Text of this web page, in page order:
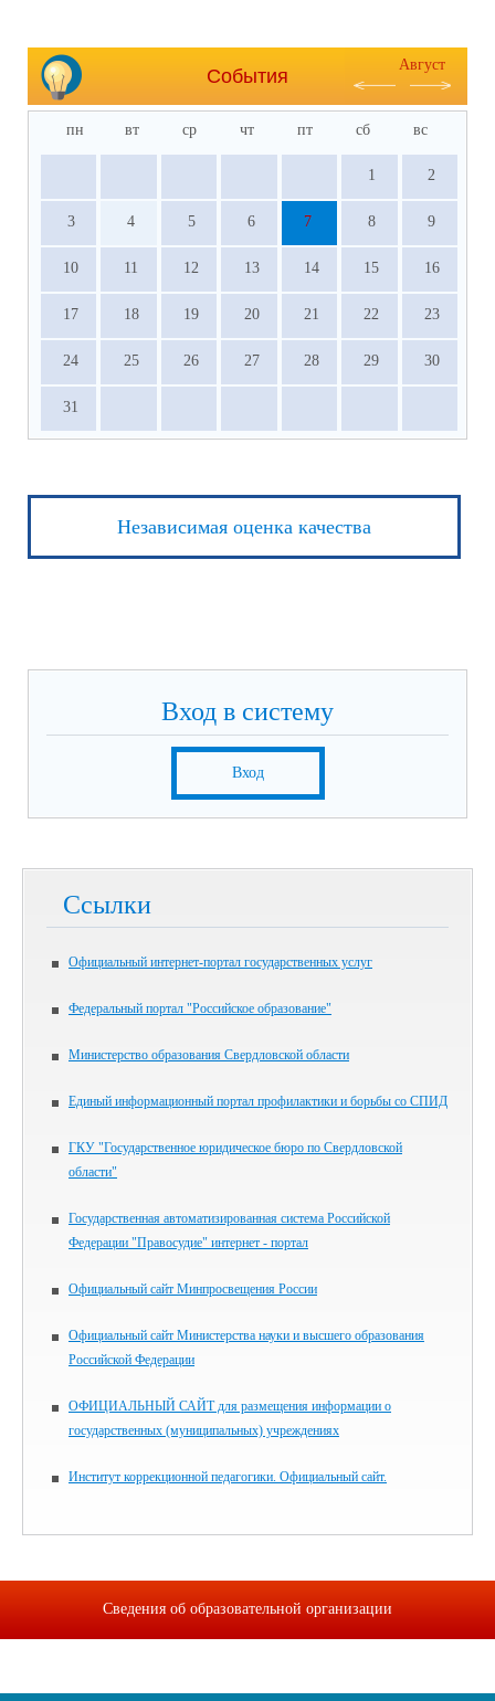
События
Август
пн вт ср чт пт сб вс
1 2
3 4 5 6 7 8 9
10 11 12 13 14 15 16
17 18 19 20 21 22 23
24 25 26 27 28 29 30
31
Независимая оценка качества
Вход в систему
Вход
Ссылки
Официальный интернет-портал государственных услуг
Федеральный портал "Российское образование"
Министерство образования Свердловской области
Единый информационный портал профилактики и борьбы со СПИД
ГКУ "Государственное юридическое бюро по Свердловской
области"
Государственная автоматизированная система Российской
Федерации "Правосудие" интернет - портал
Официальный сайт Минпросвещения России
Официальный сайт Министерства науки и высшего образования
Российской Федерации
ОФИЦИАЛЬНЫЙ САЙТ для размещения информации о
государственных (муниципальных) учреждениях
Институт коррекционной педагогики. Официальный сайт.
Сведения об образовательной организации